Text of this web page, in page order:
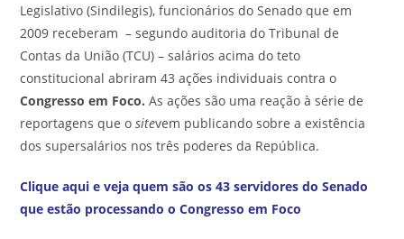
Legislativo (Sindilegis), funcionários do Senado que em
2009 receberam – segundo auditoria do Tribunal de
Contas da União (TCU) – salários acima do teto
constitucional abriram 43 ações individuais contra o
Congresso em Foco.As ações são uma reação à série de
reportagens que ositevem publicando sobre a existência
dos supersalários nos três poderes da República.
Clique aqui e veja quem são os 43 servidores do Senado
que estão processando o Congresso em Foco